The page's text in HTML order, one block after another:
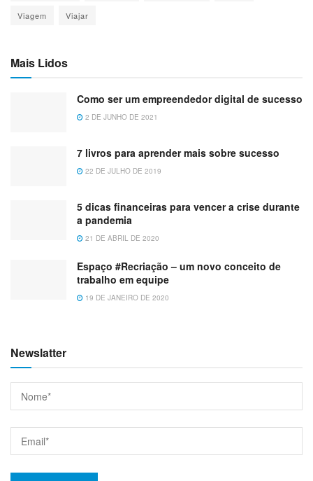
Viagem Viajar
Mais Lidos
Como ser um empreendedor digital de sucesso
2 DE JUNHO DE 2021
7 livros para aprender mais sobre sucesso
22 DE JULHO DE 2019
5 dicas financeiras para vencer a crise durante
a pandemia
21 DE ABRIL DE 2020
Espaço #Recriação – um novo conceito de
trabalho em equipe
19 DE JANEIRO DE 2020
Newslatter